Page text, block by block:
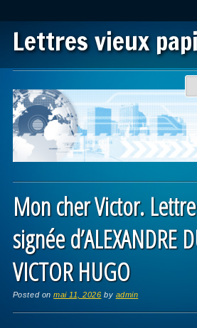
Lettres vieux
Main menu
Mon cher Victor.
signée d’ALEXANDRE
VICTOR HUGO
Posted onmai 11, 2026 by admin